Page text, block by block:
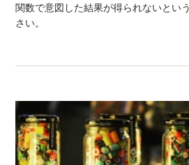
関数で意図した結果が得られないとい
さい。